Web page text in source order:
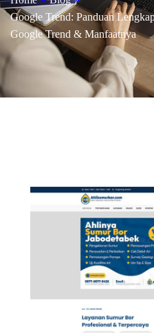
Google Trend: Panduan
Google Trend & Manfaatnya